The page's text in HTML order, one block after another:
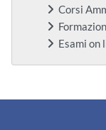
Corsi
Esami on